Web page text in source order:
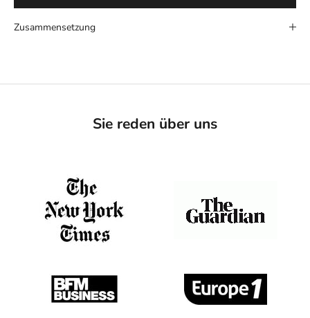
Zusammensetzung
Sie reden über uns